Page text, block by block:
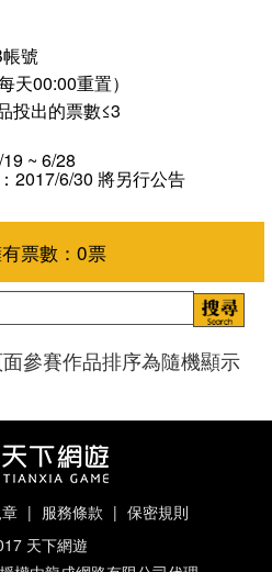
號
天00:00重置）
投出的票數≤3
~ 6/28
2017/6/30 將另行公告
當前擁有票數：
參賽作品排序為隨機顯示
| 服務條款 | 保密規則
天下網遊